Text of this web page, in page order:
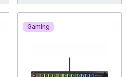
Gaming